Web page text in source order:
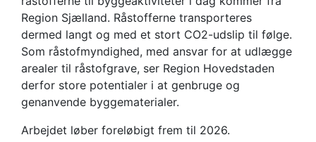
Region Sjælland. Råstofferne transporteres
dermed langt og med et stort CO2-udslip til følge.
Som råstofmyndighed, med ansvar for at udlægge
arealer til råstofgrave, ser Region Hovedstaden
derfor store potentialer i at genbruge og
genanvende byggematerialer.
Arbejdet løber foreløbigt frem til 2026.